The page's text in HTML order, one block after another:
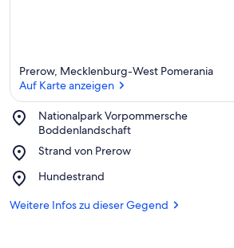
Prerow, Mecklenburg-West Pomerania
Auf Karte anzeigen
Nationalpark Vorpommersche
Boddenlandschaft
Place,
Nationalpark
Vorpommersche
Boddenlandschaft
Strand von Prerow
Place,
von
Hundestrand
Place,
Weitere Infos zu dieser Gegend